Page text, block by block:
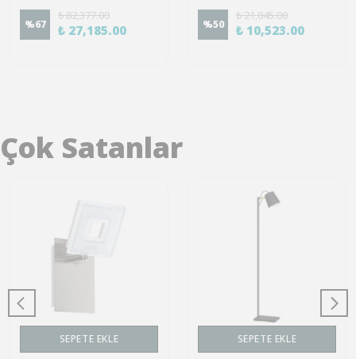
%67
₺ 82,377.00
₺ 27,185.00 %50
₺ 21,045.00
₺ 10,523.00
Çok Satanlar
SEPETE EKLE SEPETE EKLE